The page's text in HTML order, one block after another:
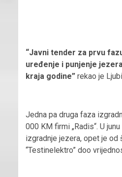
“Javni tender za prvu
uređenje i punjenje
kraja godine” rekao je
Jedna pa druga faza
000 KM firmi „Radis“. U
izgradnje jezera, opet je od
“Testinelektro” doo